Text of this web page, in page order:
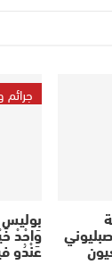
بوليس
وَاحْدْ
عَنْدُو